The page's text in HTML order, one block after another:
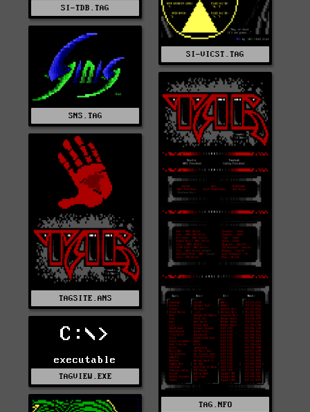
SI-TDB.TAG
SI-VICST.TAG
SNS.TAG
TAG.NFO
TAGSITE.ANS
C:\>
executable
TAGVIEW.EXE